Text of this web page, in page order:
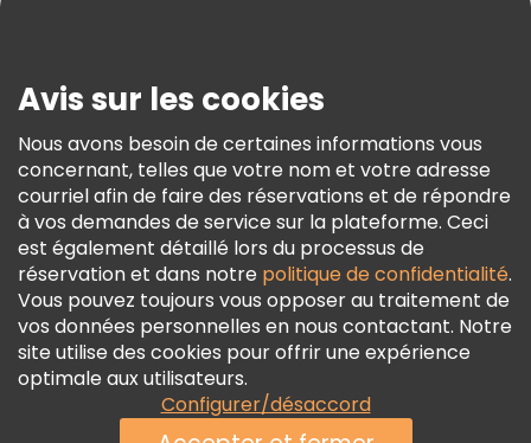
Conditions Générales Et Mentions Légales
Politique En Matière De Cookies
Freetour Prix
Programme De Fidélité
Avis sur les cookies
Nous avons besoin de certaines informations vous
concernant, telles que votre nom et votre adresse
courriel afin de faire des réservations et de répondre
à vos demandes de service sur la plateforme. Ceci
est également détaillé lors du processus de
réservation et dans notre politique de confidentialité.
Vous pouvez toujours vous opposer au traitement de
vos données personnelles en nous contactant. Notre
site utilise des cookies pour offrir une expérience
optimale aux utilisateurs.
Configurer/désaccord